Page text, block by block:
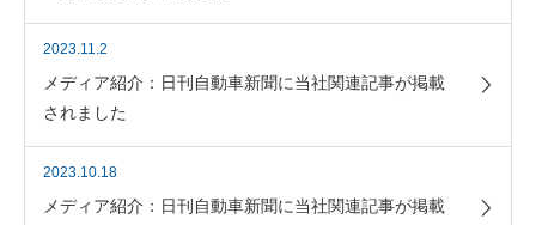
2023.11.2
メディア紹介：日刊自動車新聞に当社関連記事が掲載
されました
2023.10.18
メディア紹介：日刊自動車新聞に当社関連記事が掲載